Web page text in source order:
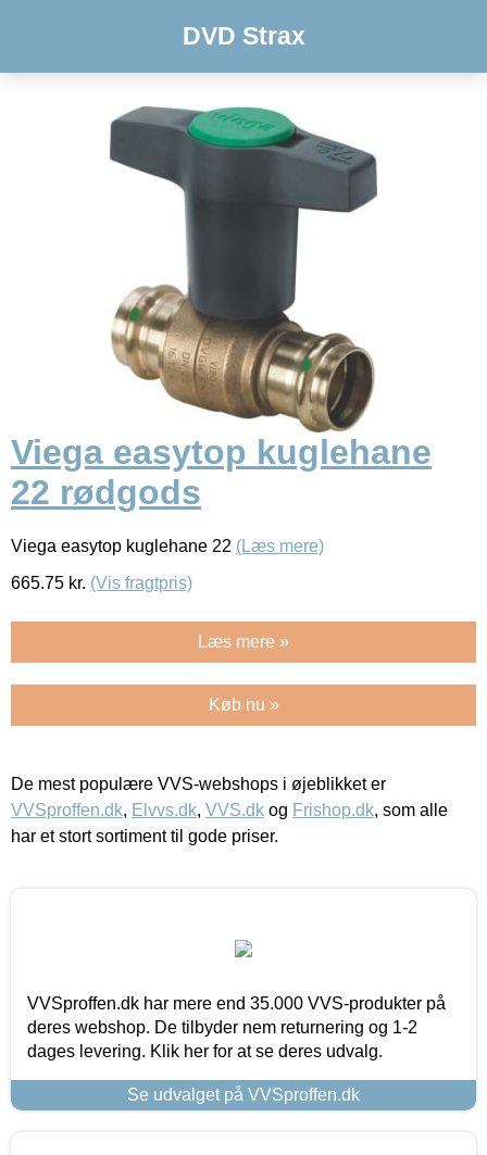
DVD Strax
Viega easytop kuglehane
22 rødgods
Viega easytop kuglehane 22 (Læs mere)
665.75 kr. (Vis fragtpris)
Læs mere »
Køb nu »
De mest populære VVS-webshops i øjeblikket er
VVSproffen.dk, Elvvs.dk, VVS.dk og Frishop.dk, som alle
har et stort sortiment til gode priser.
VVSproffen.dk har mere end 35.000 VVS-produkter på
deres webshop. De tilbyder nem returnering og 1-2
dages levering. Klik her for at se deres udvalg.
Se udvalget på VVSproffen.dk